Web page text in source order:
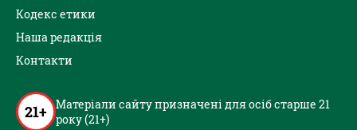
Кодекс етики
Наша редакція
Контакти
21+ Матеріали сайту призначені для осіб старше 21
року (21+)